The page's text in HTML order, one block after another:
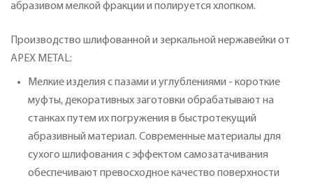
абразивом мелкой фракции и полируется хлопком.
Производство шлифованной и зеркальной нержавейки от
APEX METAL:
Мелкие изделия с пазами и углублениями - короткие
муфты, декоративных заготовки обрабатывают на
станках путем их погружения в быстротекущий
абразивный материал. Современные материалы для
сухого шлифования с эффектом самозатачивания
обеспечивают превосходное качество поверхности